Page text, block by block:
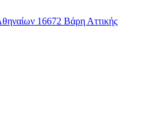
16672 Βάρη Αττικής